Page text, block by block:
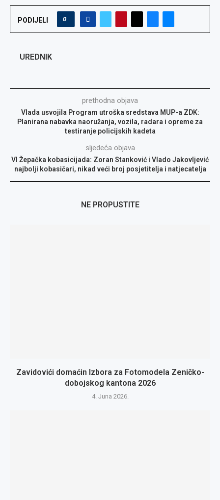
PODIJELI 0
UREDNIK
prethodna objava
Vlada usvojila Program utroška sredstava MUP-a ZDK:
Planirana nabavka naoružanja, vozila, radara i opreme za
testiranje policijskih kadeta
sljedeća objava
VI Žepačka kobasicijada: Zoran Stanković i Vlado Jakovljević
najbolji kobasičari, nikad veći broj posjetitelja i natjecatelja
NE PROPUSTITE
Zavidovići domaćin Izbora za Fotomodela Zeničko-
dobojskog kantona 2026
4. Juna 2026.